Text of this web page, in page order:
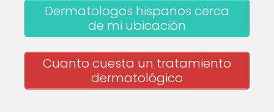
Dermatologos hispanos cerca
de mi ubicación
Cuanto cuesta un tratamiento
dermatológico